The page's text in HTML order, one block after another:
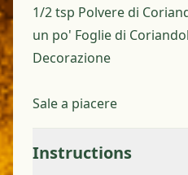
1/2 tsp Polvere di
un po' Foglie di
Decorazione
Sale a piacere
Instructions